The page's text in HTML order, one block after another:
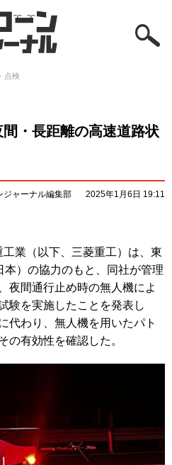
点検
・長距離の高速道路状
ジャーナル編集部 2025年1月6日 19:11
業（以下、三菱重工）は、東
本）の協力のもと、同社が管理
夜間通行止め時の無人機によ
験を実施したことを発表し
代わり、無人機を用いたパト
の有効性を確認した。